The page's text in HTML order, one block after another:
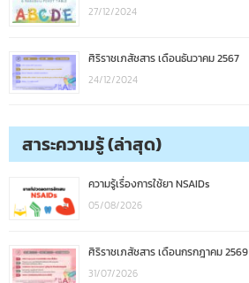
27/12/2024
ศิริราชเภสัชสาร เดือนธันวาคม 2567
24/12/2024
สาระความรู้ (ล่าสุด)
ความรู้เรื่องการใช้ยา NSAIDs
05/08/2026
ศิริราชเภสัชสาร เดือนกรกฎาคม 2569
31/07/2026